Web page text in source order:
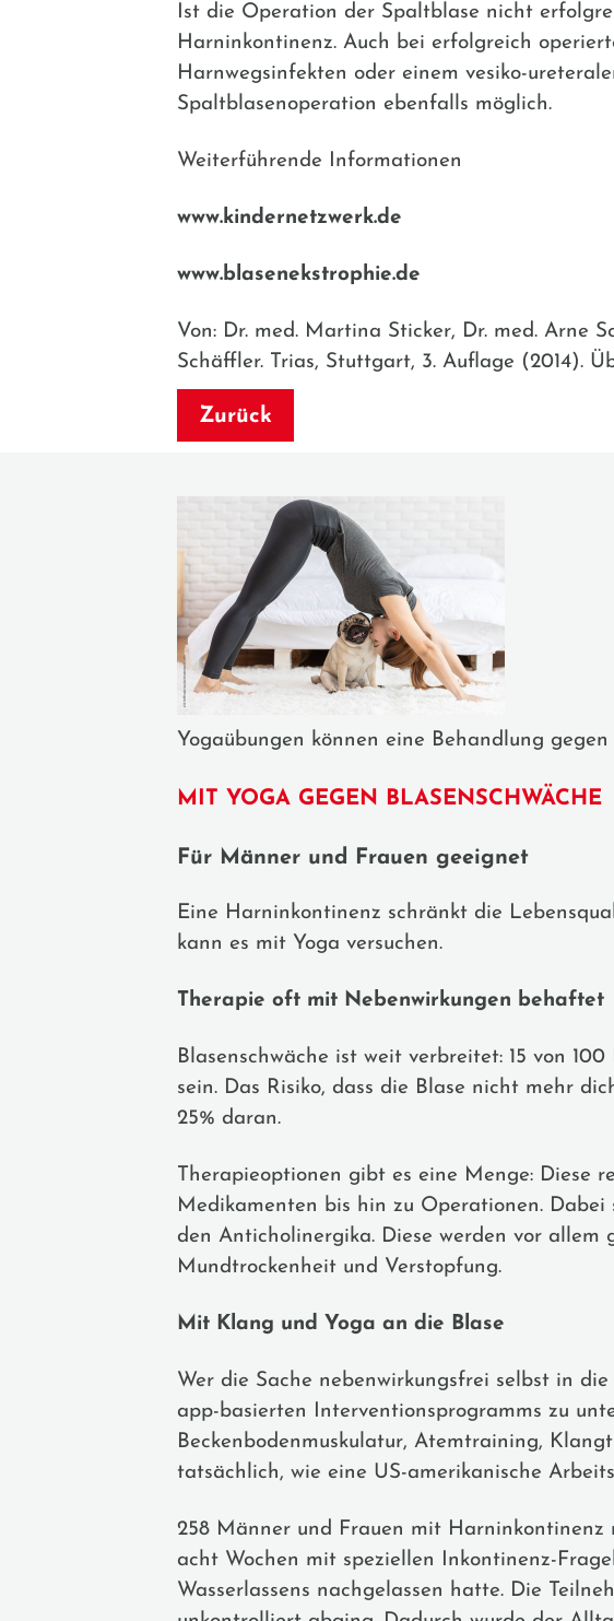
Ist die Operation der Spaltblase nicht
Harninkontinenz. Auch bei erfolgreich
Harnwegsinfekten oder einem vesiko-
Spaltblasenoperation ebenfalls möglich.
Weiterführende Informationen
www.kindernetzwerk.de
www.blasenekstrophie.de
Von: Dr. med. Martina Sticker, Dr. med. Arne
Schäffler. Trias, Stuttgart, 3. Auflage (2014).
Zurück
Yogaübungen können eine Behandlung
MIT YOGA GEGEN BLASENSCHWÄCHE
Für Männer und Frauen geeignet
Eine Harninkontinenz schränkt die
kann es mit Yoga versuchen.
Therapie oft mit Nebenwirkungen behaftet
Blasenschwäche ist weit verbreitet: 15 von
sein. Das Risiko, dass die Blase nicht mehr
25% daran.
Therapieoptionen gibt es eine Menge: Diese
Medikamenten bis hin zu Operationen.
den Anticholinergika. Diese werden vor
Mundtrockenheit und Verstopfung.
Mit Klang und Yoga an die Blase
Wer die Sache nebenwirkungsfrei selbst in
app-basierten Interventionsprogramms zu
Beckenbodenmuskulatur, Atemtraining,
tatsächlich, wie eine US-amerikanische
258 Männer und Frauen mit Harninkontinenz
acht Wochen mit speziellen Inkontinenz-
Wasserlassens nachgelassen hatte. Die